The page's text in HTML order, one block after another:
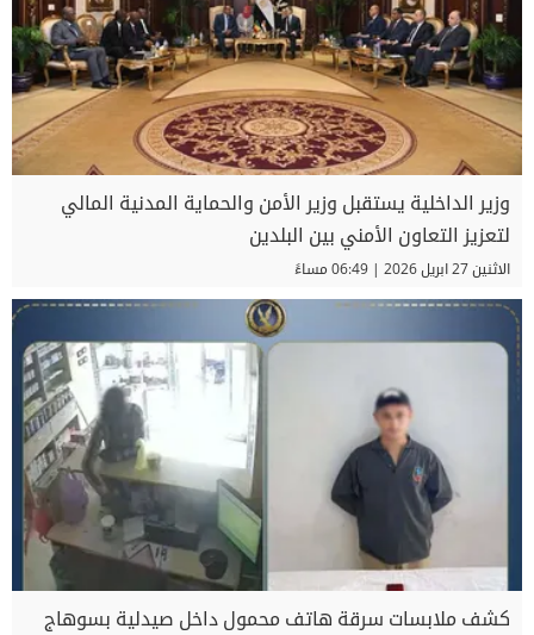
وزير الداخلية يستقبل وزير الأمن والحماية المدنية المالي
لتعزيز التعاون الأمني بين البلدين
الاثنين 27 ابريل 2026 | 06:49 مساءً
كشف ملابسات سرقة هاتف محمول داخل صيدلية بسوهاج